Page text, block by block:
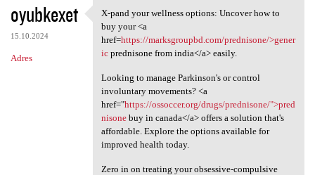
oyubkexet
15.10.2024
Adres
X-pand your wellness options:
X-pand your wellness options: Uncover how to
buy your <a
href=https://marksgroupbd.com/prednisone/>gener
icprednisone from india</a> easily.
Looking to manage Parkinson's or control
involuntary movements? <a
href="https://ossoccer.org/drugs/prednisone/">pred
nisonebuy in canada</a> offers a solution that's
affordable. Explore the options available for
improved health today.
Zero in on treating your obsessive-compulsive